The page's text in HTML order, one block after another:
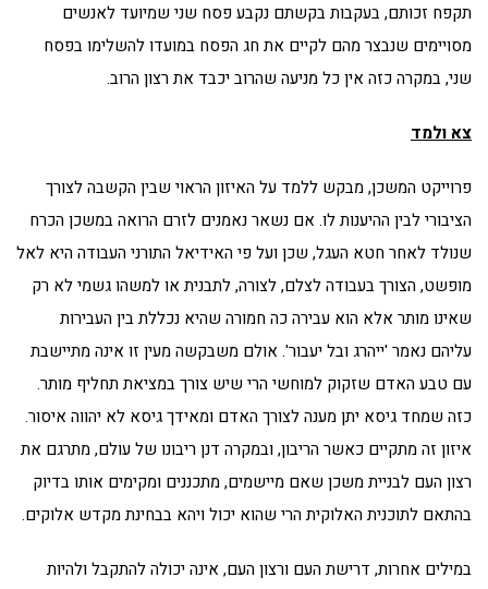
תקפח זכותם, בעקבות בקשתם נקבע פסח שני שמיועד לאנשים
מסויימים שנבצר מהם לקיים את חג הפסח במועדו להשלימו בפסח
שני, במקרה כזה אין כל מניעה שהרוב יכבד את רצון הרוב.
צא ולמד
פרוייקט המשכן, מבקש ללמד על האיזון הראוי שבין הקשבה לצורך
הציבורי לבין ההיענות לו. אם נשאר נאמנים לזרם הרואה במשכן הכרח
שנולד לאחר חטא העגל, שכן ועל פי האידיאל התורני העבודה היא לאל
מופשט, הצורך בעבודה לצלם, לצורה, לתבנית או למשהו גשמי לא רק
שאינו מותר אלא הוא עבירה כה חמורה שהיא נכללת בין העבירות
עליהם נאמר 'ייהרג ובל יעבור'. אולם משבקשה מעין זו אינה מתיישבת
עם טבע האדם שזקוק למוחשי הרי שיש צורך במציאת תחליף מותר.
כזה שמחד גיסא יתן מענה לצורך האדם ומאידך גיסא לא יהווה איסור.
איזון זה מתקיים כאשר הריבון, ובמקרה דנן ריבונו של עולם, מתרגם את
רצון העם לבניית משכן שאם מיישמים, מתכננים ומקימים אותו בדיוק
בהתאם לתוכנית האלוקית הרי שהוא יכול ויהא בבחינת מקדש אלוקים.
במילים אחרות, דרישת העם ורצון העם, אינה יכולה להתקבל ולהיות